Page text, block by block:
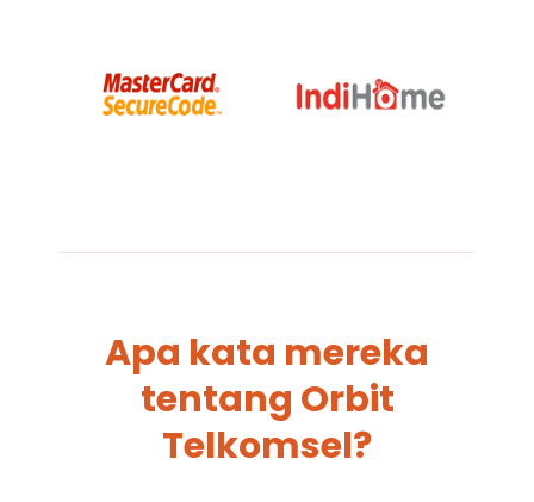
Apa kata mereka
tentang Orbit
Telkomsel?